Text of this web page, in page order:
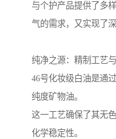
与个护产品提供了多
气的需求，又实现了深
纯净之源：精制工艺
46号化妆级白油是通
纯度矿物油。
这一工艺确保了其无
化学稳定性。